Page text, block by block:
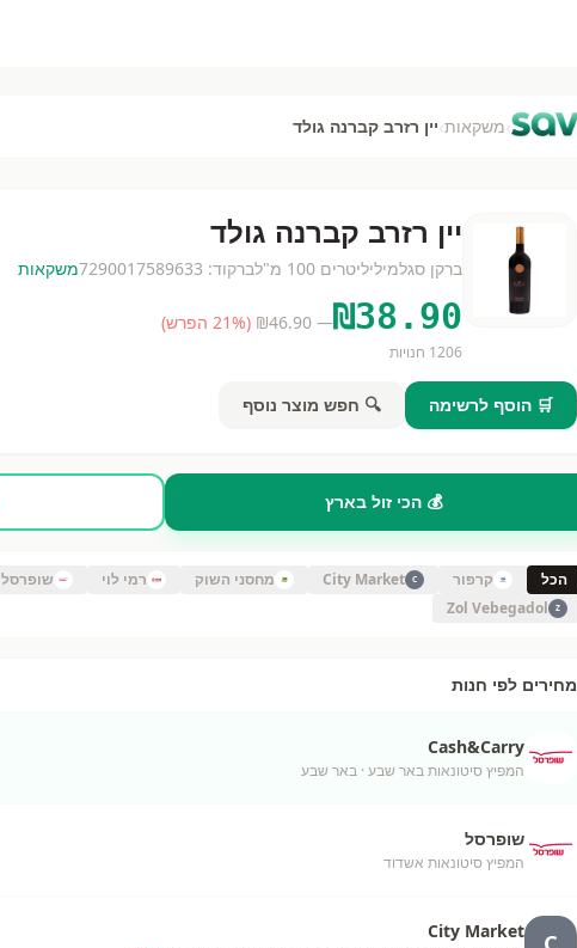
›משקאות›יין רזרב קברנה גולד
יין רזרב קברנה גולד
ברקן סגלמיליליטרים 100 מ"ל ברקוד: 7290017589633משקאות
₪38.90
— ₪
46.90
(
21% הפרש)
1206 חנויות
🛒 הוסף לרשימה 🔍 חפש מוצר נוסף
💰 הכי זול בארץ
הכל קרפור C
City Market מחסני השוק רמי לוי שופרסל
Z
Zol Vebegadol
מחירים לפי חנות
Cash&Carry
המפיץ סיטונאות באר שבע · באר שבע
שופרסל
המפיץ סיטונאות אשדוד
C
City Market